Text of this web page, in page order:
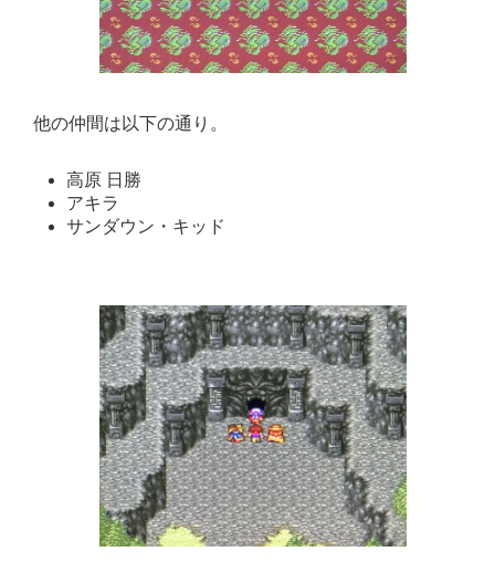
他の仲間は以下の通り。
高原 日勝
アキラ
サンダウン・キッド